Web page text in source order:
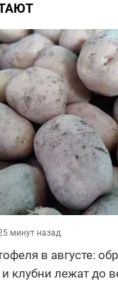
минут назад
в августе:
клубни лежат до